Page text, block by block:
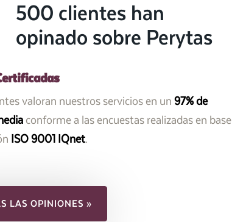
500 clientes han
opinado sobre Perytas
valoran nuestros servicios en un 97% de
conforme a las encuestas realizadas en base
ISO 9001 IQnet.
LAS OPINIONES »